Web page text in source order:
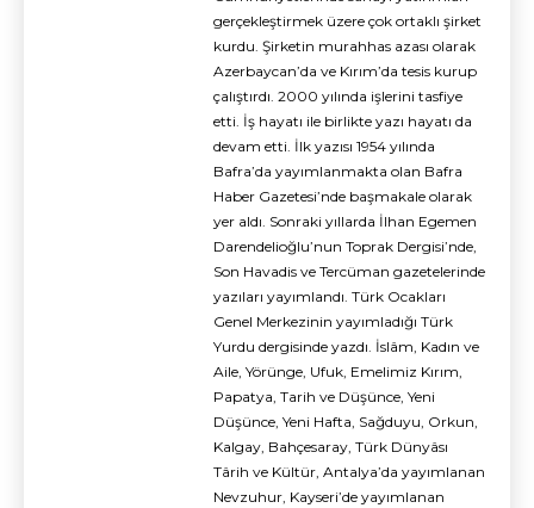
gerçekleştirmek üzere çok ortaklı şirket
kurdu. Şirketin murahhas azası olarak
Azerbaycan’da ve Kırım’da tesis kurup
çalıştırdı. 2000 yılında işlerini tasfiye
etti. İş hayatı ile birlikte yazı hayatı da
devam etti. İlk yazısı 1954 yılında
Bafra’da yayımlanmakta olan Bafra
Haber Gazetesi’nde başmakale olarak
yer aldı. Sonraki yıllarda İlhan Egemen
Darendelioğlu’nun Toprak Dergisi’nde,
Son Havadis ve Tercüman gazetelerinde
yazıları yayımlandı. Türk Ocakları
Genel Merkezinin yayımladığı Türk
Yurdu dergisinde yazdı. İslâm, Kadın ve
Aile, Yörünge, Ufuk, Emelimiz Kırım,
Papatya, Tarih ve Düşünce, Yeni
Düşünce, Yeni Hafta, Sağduyu, Orkun,
Kalgay, Bahçesaray, Türk Dünyâsı
Târih ve Kültür, Antalya’da yayımlanan
Nevzuhur, Kayseri’de yayımlanan